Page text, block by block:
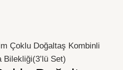
Çoklu Doğaltaş Kombinli
Bilekliği(3’lü Set)